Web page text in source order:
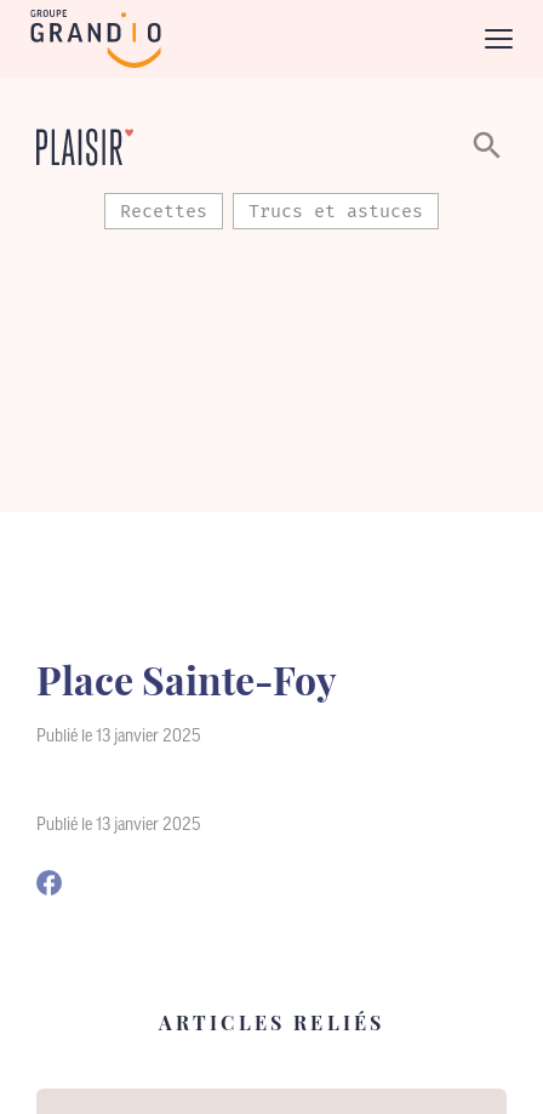
Recettes Trucs et astuces
Place Sainte-Foy
Publié le 13 janvier 2025
Publié le 13 janvier 2025
ARTICLES RELIÉS